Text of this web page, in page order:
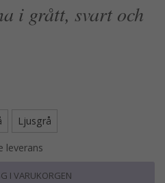
i grått, svart och
Ljusgrå
leverans
I VARUKORGEN